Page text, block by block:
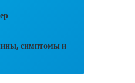
симптомы и